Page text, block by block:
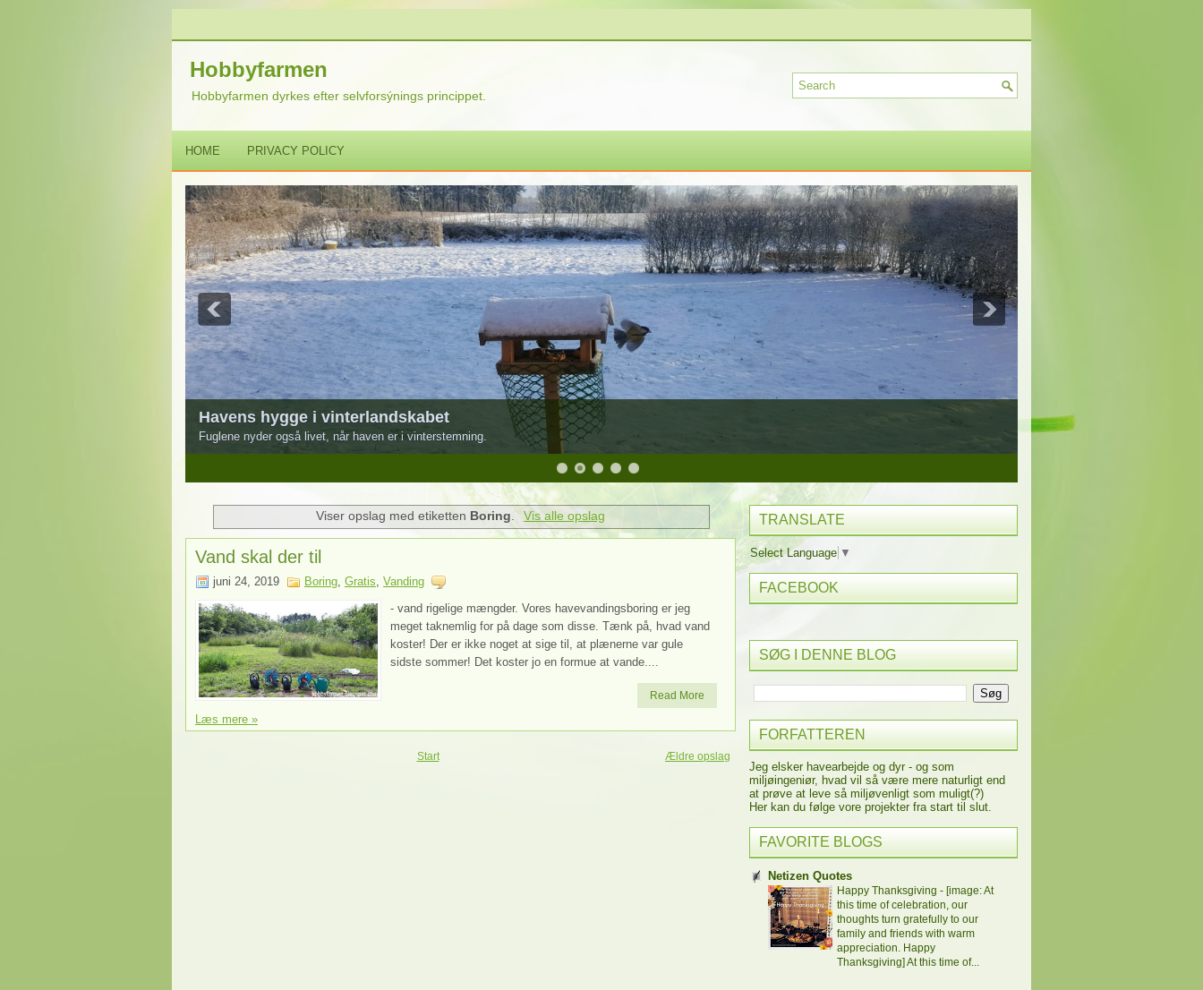
Hobbyfarmen
Hobbyfarmen dyrkes efter selvforsýnings princippet.
HOME PRIVACY POLICY
Havens hygge i vinterlandskabet
Fuglene nyder også livet, når haven er i vinterstemning.
Viser opslag med etiketten Boring. Vis alle opslag
Vand skal der til
juni 24, 2019 Boring Gratis Vanding
- vand rigelige mængder. Vores havevandingsboring er jeg
meget taknemlig for på dage som disse. Tænk på, hvad vand
koster! Der er ikke noget at sige til, at plænerne var gule
sidste sommer! Det koster jo en formue at vande....
Read More
Læs mere »
Ældre opslag
Start
TRANSLATE
Select Language ▼
FACEBOOK
SØG I DENNE BLOG
FORFATTEREN
Jeg elsker havearbejde og dyr - og som
miljøingeniør, hvad vil så være mere naturligt end
at prøve at leve så miljøvenligt som muligt(?)
Her kan du følge vore projekter fra start til slut.
FAVORITE BLOGS
Netizen Quotes
Happy Thanksgiving - [image: At
this time of celebration, our
thoughts turn gratefully to our
family and friends with warm
appreciation. Happy
Thanksgiving] At this time of...